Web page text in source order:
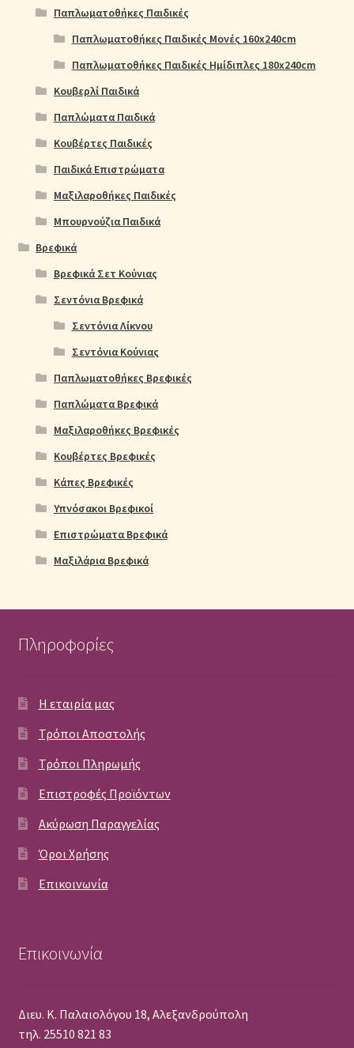
Παπλωματοθήκες Παιδικές
Παπλωματοθήκες Παιδικές Μονές 160x240cm
Παπλωματοθήκες Παιδικές Ημίδιπλες 180x240cm
Κουβερλί Παιδικά
Παπλώματα Παιδικά
Κουβέρτες Παιδικές
Παιδικά Επιστρώματα
Μαξιλαροθήκες Παιδικές
Μπουρνούζια Παιδικά
Βρεφικά
Βρεφικά Σετ Κούνιας
Σεντόνια Βρεφικά
Σεντόνια Λίκνου
Σεντόνια Κούνιας
Παπλωματοθήκες Βρεφικές
Παπλώματα Βρεφικά
Μαξιλαροθήκες Βρεφικές
Κουβέρτες Βρεφικές
Κάπες Βρεφικές
Υπνόσακοι Βρεφικοί
Επιστρώματα Βρεφικά
Μαξιλάρια Βρεφικά
Πληροφορίες
Η εταιρία μας
Τρόποι Αποστολής
Τρόποι Πληρωμής
Επιστροφές Προϊόντων
Ακύρωση Παραγγελίας
Όροι Χρήσης
Επικοινωνία
Επικοινωνία
Διευ. Κ. Παλαιολόγου 18, Αλεξανδρούπολη
τηλ. 25510 821 83